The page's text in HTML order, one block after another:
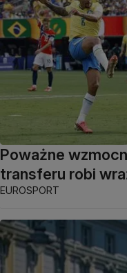
Poważne
transferu robi
EUROSPORT